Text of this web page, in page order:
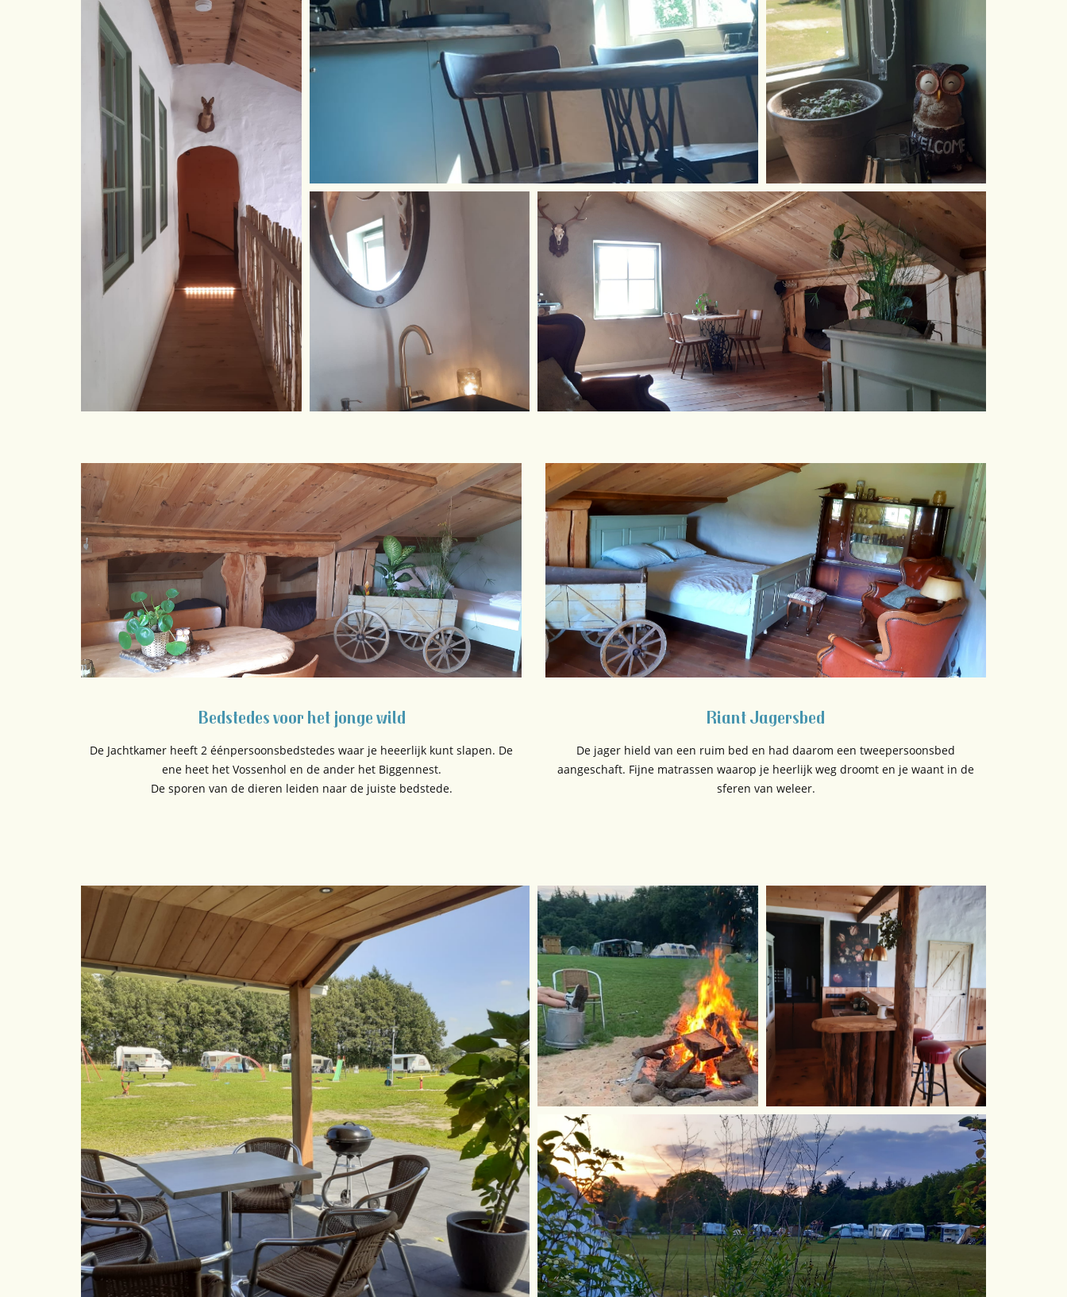
Bedstedes voor het jonge wild
De Jachtkamer heeft 2 éénpersoonsbedstedes waar je heeerlijk kunt slapen. De
ene heet het Vossenhol en de ander het Biggennest.
De sporen van de dieren leiden naar de juiste bedstede.
Riant Jagersbed
De jager hield van een ruim bed en had daarom een tweepersoonsbed
aangeschaft. Fijne matrassen waarop je heerlijk weg droomt en je waant in de
sferen van weleer.